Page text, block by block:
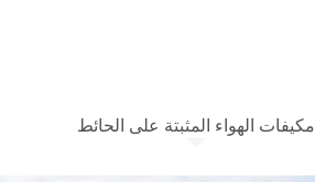
مكيفات الهواء المثبتة على الحائط